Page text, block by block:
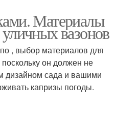
Материалы
вазонов
, выбор материалов для
он должен не
дизайном сада и вашими
капризы погоды.